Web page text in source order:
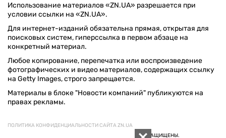
Использование материалов «ZN.UA» разрешается при
условии ссылки на «ZN.UA».
Для интернет-изданий обязательна прямая, открытая для
поисковых систем, гиперссылка в первом абзаце на
конкретный материал.
Любое копирование, перепечатка или воспроизведение
фотографических и видео материалов, содержащих ссылку
на Getty Images, строго запрещается.
Материалы в блоке "Новости компаний" публикуются на
правах рекламы.
ПОЛИТИКА КОНФИДЕНЦИАЛЬНОСТИ САЙТА ZN.UA
© 1994–2026 «ЗЕРКАЛО НЕДЕЛИ. УКРАИНА». ВСЕ ПРАВА ЗАЩИЩЕНЫ.